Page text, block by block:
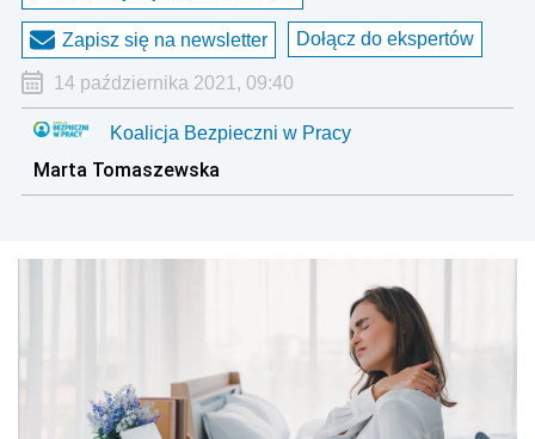
Zapisz się na newsletter Dołącz do ekspertów
14 października 2021, 09:40
Koalicja Bezpieczni w Pracy
Marta Tomaszewska